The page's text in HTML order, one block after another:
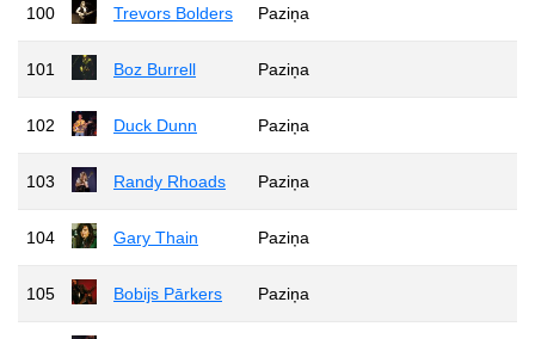
100 Trevors Bolders Paziņa
101 Boz Burrell Paziņa
102 Duck Dunn Paziņa
103 Randy Rhoads Paziņa
104 Gary Thain Paziņa
105 Bobijs Pārkers Paziņa